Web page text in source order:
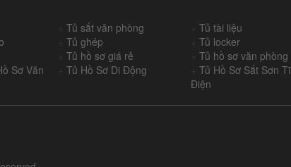
Tủ sắt văn phòng Tủ tài liệu
Tủ ghép Tủ locker
Tủ hồ sơ giá rẻ Tủ hồ sơ văn phòng
Sơ Văn
Tủ Hồ Sơ Di Động
Tủ Hồ Sơ Sắt Sơn
Điện